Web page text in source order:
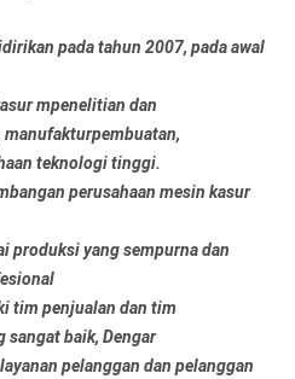
pada tahun 2007, pada awal
mpenelitian dan
manufakturpembuatan,
teknologi tinggi.
perusahaan mesin kasur
produksi yang sempurna dan
tim penjualan dan tim
sangat baik, Dengar
pelanggan dan pelanggan